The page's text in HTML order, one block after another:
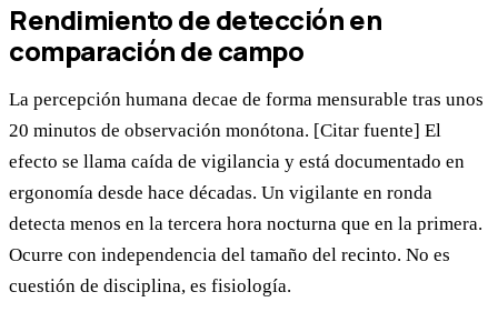
Rendimiento de detección en
comparación de campo
La percepción humana decae de forma mensurable tras unos
20 minutos de observación monótona. [Citar fuente] El
efecto se llama caída de vigilancia y está documentado en
ergonomía desde hace décadas. Un vigilante en ronda
detecta menos en la tercera hora nocturna que en la primera.
Ocurre con independencia del tamaño del recinto. No es
cuestión de disciplina, es fisiología.